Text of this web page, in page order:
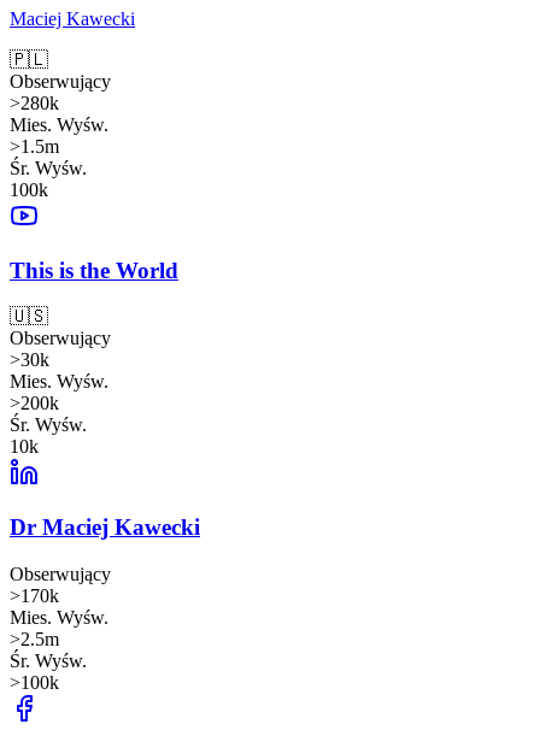
Maciej Kawecki
🇵🇱
Obserwujący
>280k
Mies. Wyśw.
>1.5m
Śr. Wyśw.
100k
This is the World
🇺🇸
Obserwujący
>30k
Mies. Wyśw.
>200k
Śr. Wyśw.
10k
Dr Maciej Kawecki
Obserwujący
>170k
Mies. Wyśw.
>2.5m
Śr. Wyśw.
>100k